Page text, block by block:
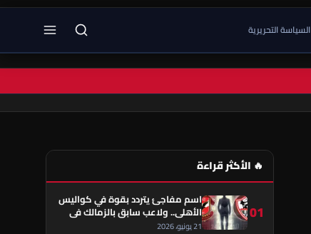
السياسة التحريرية
🔥 الأكثر قراءة
01
اسم مفاجئ يتردد بقوة في كواليس
الأهلي.. ولاعب سابق بالزمالك في
قلب الحكاية!
21 يونيو، 2026